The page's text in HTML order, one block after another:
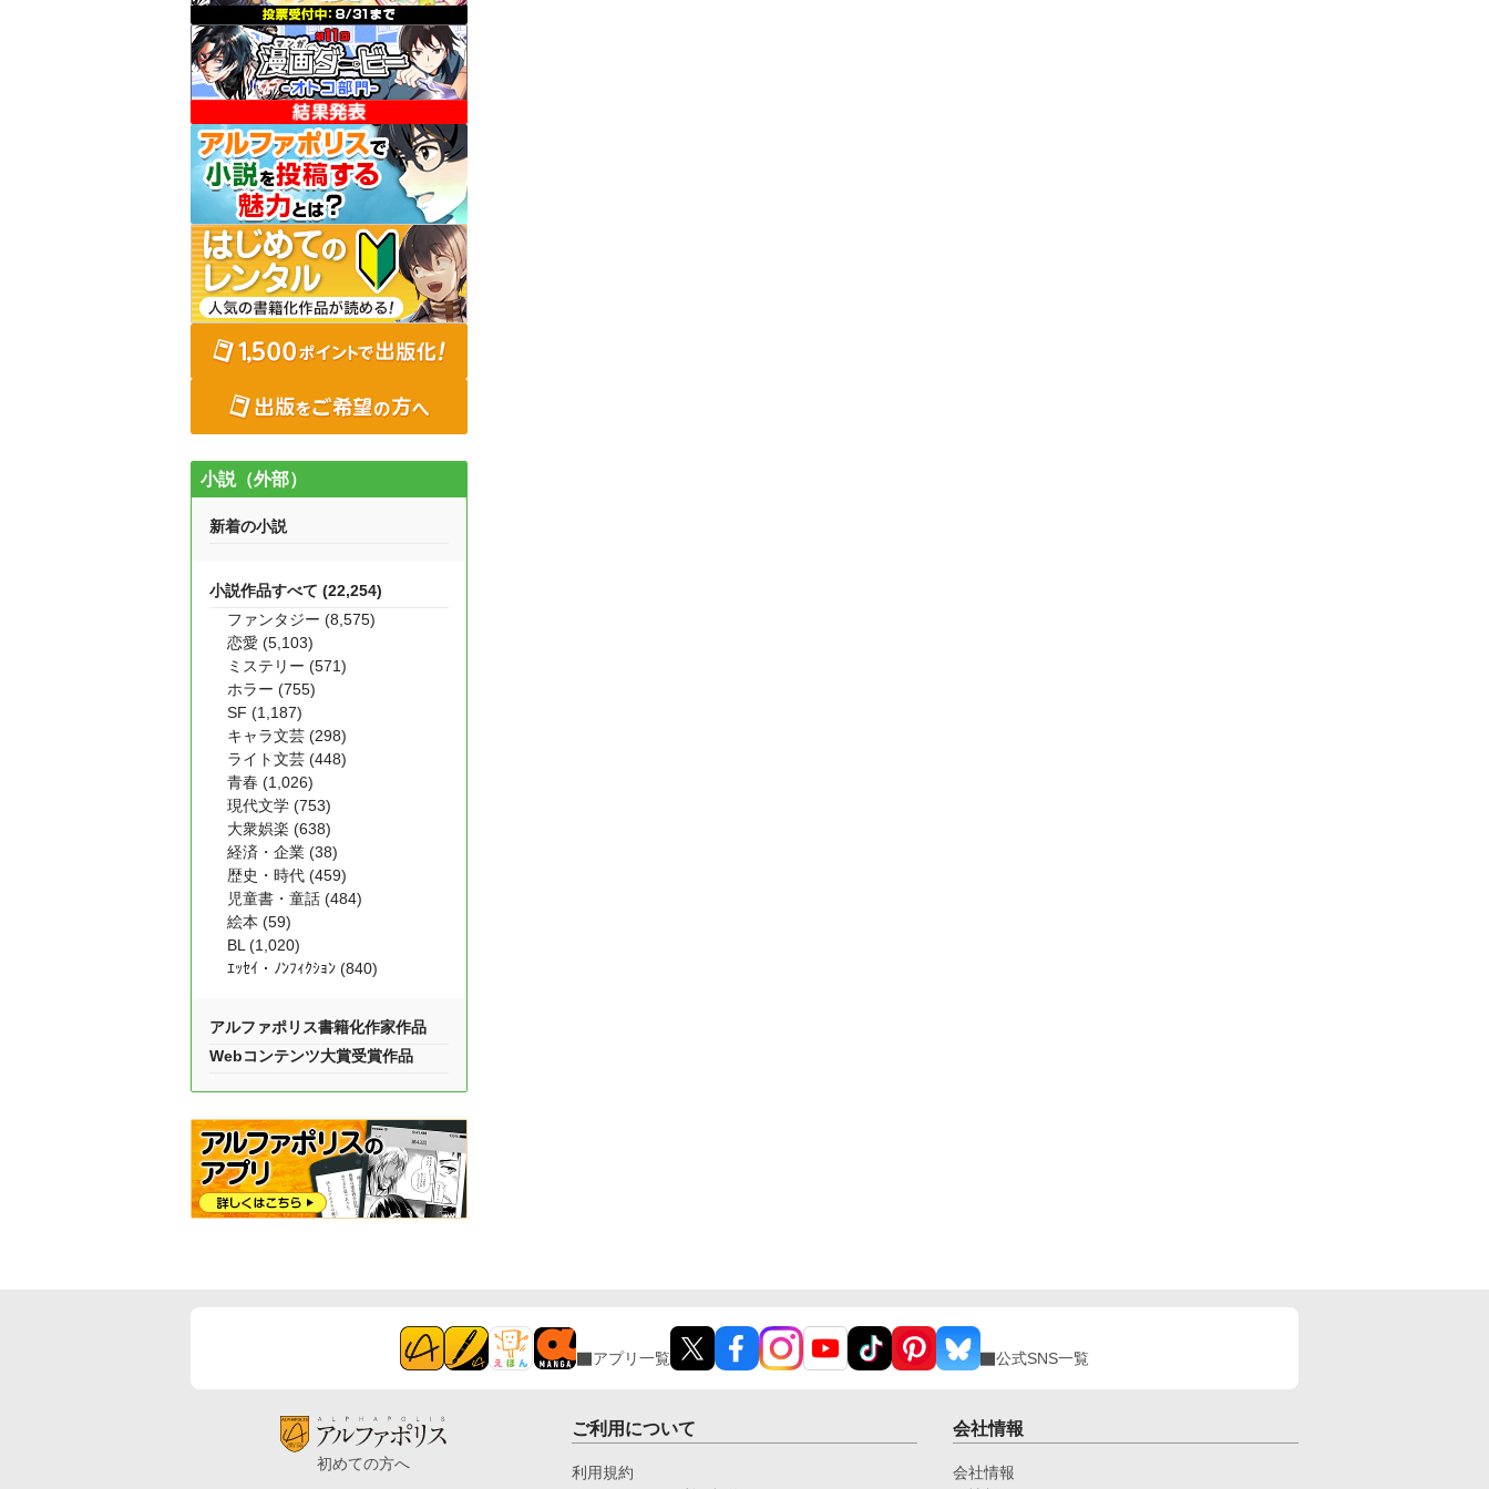
小説（外部）
新着の小説
小説作品すべて (22,254)
ファンタジー (8,575)
恋愛 (5,103)
ミステリー (571)
ホラー (755)
SF (1,187)
キャラ文芸 (298)
ライト文芸 (448)
青春 (1,026)
現代文学 (753)
大衆娯楽 (638)
経済・企業 (38)
歴史・時代 (459)
児童書・童話 (484)
絵本 (59)
BL (1,020)
ｴｯｾｲ・ﾉﾝﾌｨｸｼｮﾝ (840)
アルファポリス書籍化作家作品
Webコンテンツ大賞受賞作品
アプリ一覧 公式SNS一覧
初めての方へ
ご利用について
利用規約
会社情報
会社情報